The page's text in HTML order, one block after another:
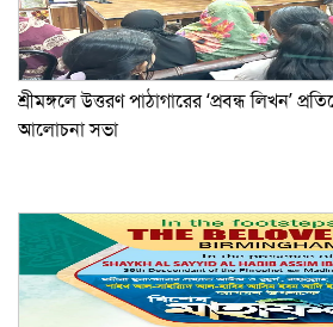
শ্রীমঙ্গলে উত্তরণ পাঠাগারের ‘প্রবন্ধ লিখন’
আলোচনা সভা